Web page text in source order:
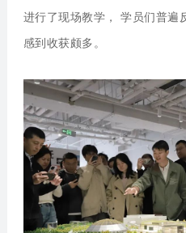
进行了现场教学， 学员们普遍
感到收获颇多。